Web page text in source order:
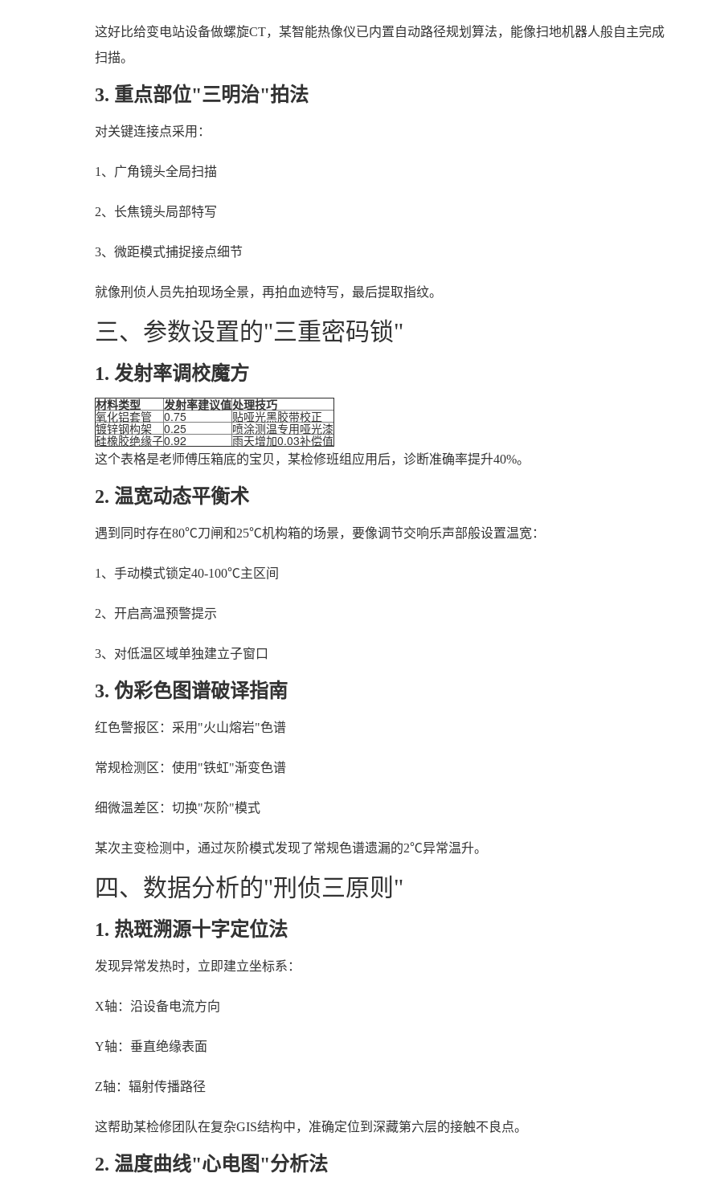
这好比给变电站设备做螺旋CT，某智能热像仪已内置自动路径规划算法，能像扫地机器人般自主完成
扫描。
3. 重点部位"三明治"拍法
对关键连接点采用：
1、广角镜头全局扫描
2、长焦镜头局部特写
3、微距模式捕捉接点细节
就像刑侦人员先拍现场全景，再拍血迹特写，最后提取指纹。
三、参数设置的"三重密码锁"
1. 发射率调校魔方
材料类型 发射率建议值处理技巧
氧化铝套管 0.75 贴哑光黑胶带校正
镀锌钢构架 0.25 喷涂测温专用哑光漆
硅橡胶绝缘子0.92 雨天增加0.03补偿值
这个表格是老师傅压箱底的宝贝，某检修班组应用后，诊断准确率提升40%。
2. 温宽动态平衡术
遇到同时存在80℃刀闸和25℃机构箱的场景，要像调节交响乐声部般设置温宽：
1、手动模式锁定40-100℃主区间
2、开启高温预警提示
3、对低温区域单独建立子窗口
3. 伪彩色图谱破译指南
红色警报区：采用"火山熔岩"色谱
常规检测区：使用"铁虹"渐变色谱
细微温差区：切换"灰阶"模式
某次主变检测中，通过灰阶模式发现了常规色谱遗漏的2℃异常温升。
四、数据分析的"刑侦三原则"
1. 热斑溯源十字定位法
发现异常发热时，立即建立坐标系：
X轴：沿设备电流方向
Y轴：垂直绝缘表面
Z轴：辐射传播路径
这帮助某检修团队在复杂GIS结构中，准确定位到深藏第六层的接触不良点。
2. 温度曲线"心电图"分析法